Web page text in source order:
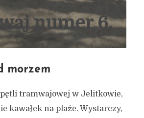
numer 6.
morzem
tramwajowej w Jelitkowie,
kawałek na plaże. Wystarczy,